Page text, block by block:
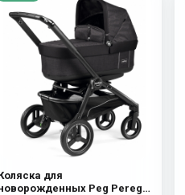
для
Peg Perego